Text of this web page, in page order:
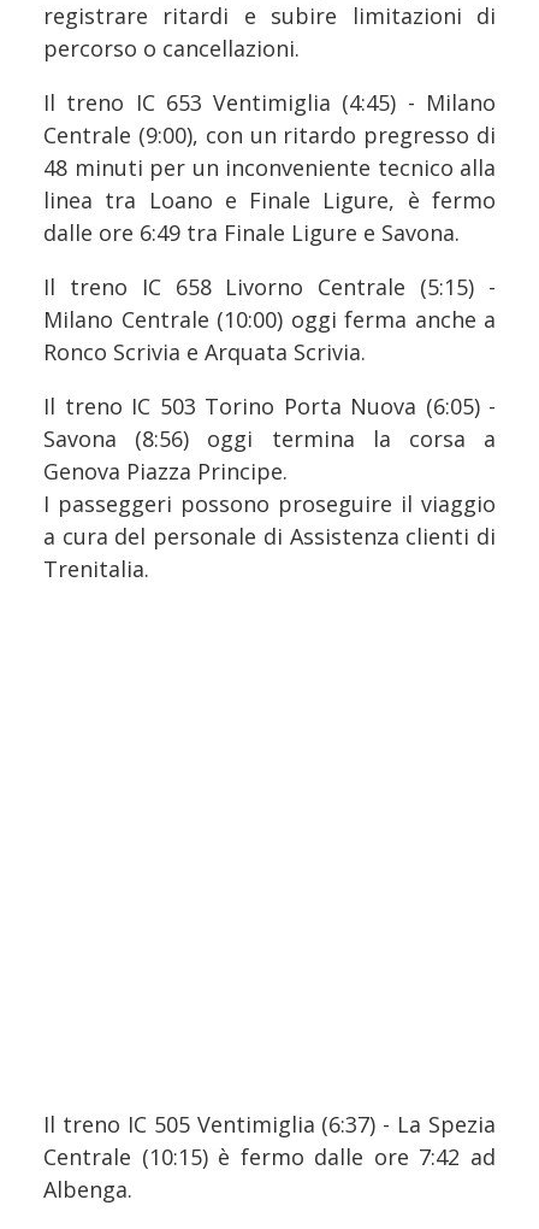
registrare ritardi e subire limitazioni di
percorso o cancellazioni.
Il treno IC 653 Ventimiglia (4:45) - Milano
Centrale (9:00), con un ritardo pregresso di
48 minuti per un inconveniente tecnico alla
linea tra Loano e Finale Ligure, è fermo
dalle ore 6:49 tra Finale Ligure e Savona.
Il treno IC 658 Livorno Centrale (5:15) -
Milano Centrale (10:00) oggi ferma anche a
Ronco Scrivia e Arquata Scrivia.
Il treno IC 503 Torino Porta Nuova (6:05) -
Savona (8:56) oggi termina la corsa a
Genova Piazza Principe.
I passeggeri possono proseguire il viaggio
a cura del personale di Assistenza clienti di
Trenitalia.
Il treno IC 505 Ventimiglia (6:37) - La Spezia
Centrale (10:15) è fermo dalle ore 7:42 ad
Albenga.